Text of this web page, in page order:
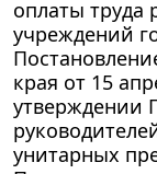
оплаты труда
учреждений
края от 15
утверждении
унитарных